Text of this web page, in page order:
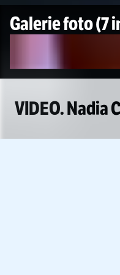
Galerie foto(7
VIDEO. Nadia